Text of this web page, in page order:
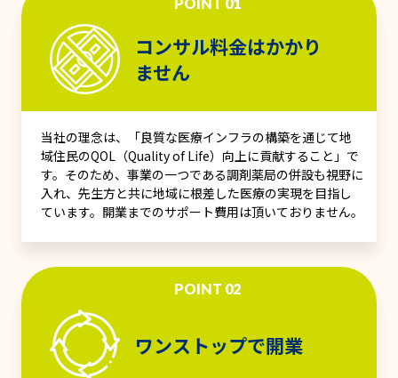
POINT 01
コンサル料金はかかり
ません
当社の理念は、「良質な医療インフラの構築を通じて地
域住民のQOL（Quality of Life）向上に貢献すること」で
す。そのため、事業の一つである調剤薬局の併設も視野に
入れ、先生方と共に地域に根差した医療の実現を目指し
ています。開業までのサポート費用は頂いておりません。
POINT 02
ワンストップで開業